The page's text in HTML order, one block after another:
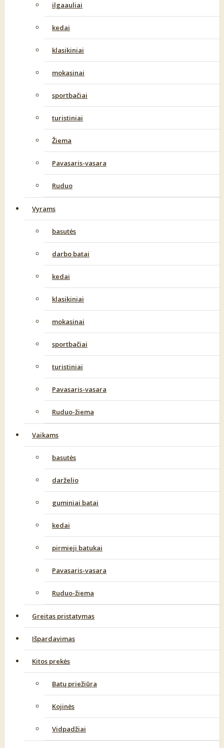
ilgaauliai
kedai
klasikiniai
mokasinai
sportbačiai
turistiniai
Žiema
Pavasaris-vasara
Ruduo
Vyrams
basutės
darbo batai
kedai
klasikiniai
mokasinai
sportbačiai
turistiniai
Pavasaris-vasara
Ruduo-žiema
Vaikams
basutės
darželio
guminiai batai
kedai
pirmieji batukai
Pavasaris-vasara
Ruduo-žiema
Greitas pristatymas
Išpardavimas
Kitos prekės
Batų priežiūra
Kojinės
Vidpadžiai